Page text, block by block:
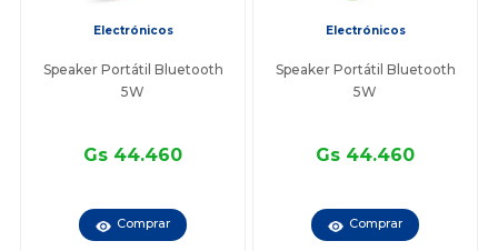
Electrónicos
Speaker Portátil Bluetooth
5W
Gs 44.460
Comprar
Electrónicos
Speaker Portátil Bluetooth
5W
Gs 44.460
Comprar